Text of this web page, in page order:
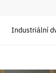
Industriální